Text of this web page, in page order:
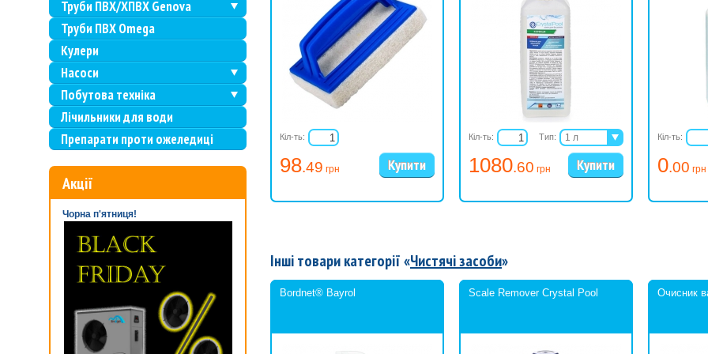
випаровування можуть привести до корозії
98.49 грн
Кіл-ть:
1080.60 грн
Кіл-ть: Тип:
1 л
5 л
0.00 грн
Кіл-ть:
Інші товари категорії «Чистячі засоби»
Bordnet® Bayrol Scale Remover Crystal Pool Очисник
Труби ПВХ/ХПВХ Genova
Труби ПВХ Omega
Кулери
Насоси
Побутова техніка
Лічильники для води
Препарати проти ожеледиці
Акції
Чорна п'ятниця!